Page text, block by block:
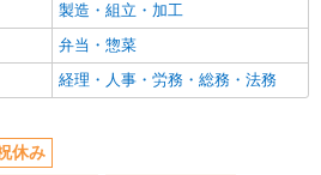
製造・組立・加工
弁当・惣菜
経理・人事・労務・総務・法務
休み